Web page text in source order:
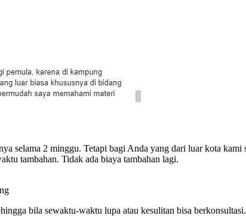
selama 2 minggu. Tetapi bagi Anda yang dari luar kota kami
tambahan. Tidak ada biaya tambahan lagi.
bila sewaktu-waktu lupa atau kesulitan bisa